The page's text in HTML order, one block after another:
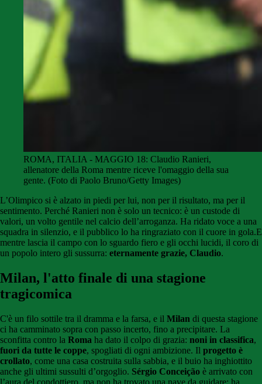
ROMA, ITALIA - MAGGIO 18: Claudio Ranieri,
allenatore della Roma mentre riceve l'omaggio della sua
gente. (Foto di Paolo Bruno/Getty Images)
L’Olimpico si è alzato in piedi per lui, non per il risultato, ma per il
sentimento. Perché Ranieri non è solo un tecnico: è un custode di
valori, un volto gentile nel calcio dell’arroganza. Ha ridato voce a una
squadra in silenzio, e il pubblico lo ha ringraziato con il cuore in gola.E
mentre lascia il campo con lo sguardo fiero e gli occhi lucidi, il coro di
un popolo intero gli sussurra: eternamente grazie, Claudio.
Milan, l'atto finale di una stagione
tragicomica
C'è un filo sottile tra il dramma e la farsa, e il Milan di questa stagione
ci ha camminato sopra con passo incerto, fino a precipitare. La
sconfitta contro la Roma ha dato il colpo di grazia: noni in classifica,
fuori da tutte le coppe, spogliati di ogni ambizione. Il progetto è
crollato, come una casa costruita sulla sabbia, e il buio ha inghiottito
anche gli ultimi sussulti d’orgoglio. Sérgio Conceição è arrivato con
l’aura del condottiero, ma non ha trovato una nave da guidare: ha